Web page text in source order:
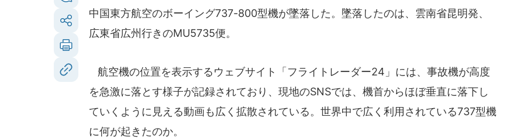
中国東方航空のボーイング737-800型機が墜落した。墜落したのは、雲南省昆明発、
広東省広州行きのMU5735便。
航空機の位置を表示するウェブサイト「フライトレーダー24」には、事故機が高度
を急激に落とす様子が記録されており、現地のSNSでは、機首からほぼ垂直に落下し
ていくように見える動画も広く拡散されている。世界中で広く利用されている737型機
に何が起きたのか。